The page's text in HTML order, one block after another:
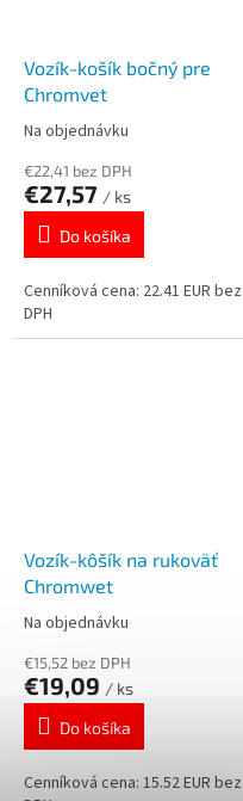
Vozík-košík bočný pre
Chromvet
Na objednávku
€22,41 bez DPH
€27,57 / ks
Do košíka
Cenníková cena: 22.41 EUR bez
DPH
Vozík-kôšík na rukoväť
Chromwet
Na objednávku
€15,52 bez DPH
€19,09 / ks
Do košíka
Cenníková cena: 15.52 EUR bez